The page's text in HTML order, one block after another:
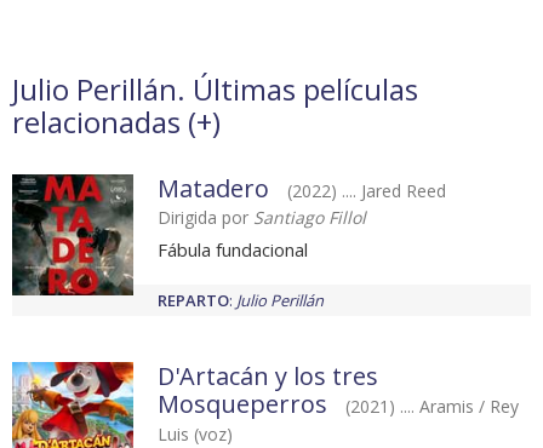
Julio Perillán. Últimas películas
relacionadas (+)
Matadero
(2022) .... Jared Reed
Dirigida por Santiago Fillol
Fábula fundacional
REPARTO: Julio Perillán
D'Artacán y los tres
Mosqueperros
(2021) .... Aramis / Rey
Luis (voz)